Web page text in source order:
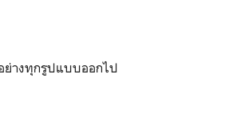
ย่างทุกรูปแบบออกไป